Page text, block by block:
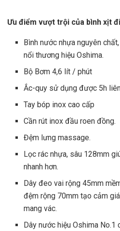
Ưu điểm vượt trội của bình xịt
Bình nước nhựa nguyên
nổi thương hiệu Oshima.
Bộ Bơm 4,6 lít / phút
Ắc-quy sử dụng được 5h
Tay bóp inox cao cấp
Cần rút inox đầu roen đồng.
Đệm lưng massage.
Lọc rác nhựa, sâu 128mm
nhanh hơn.
Dây đeo vai rộng 45mm
đệm rộng 70mm tạo cảm
mang vác.
Dây nước hiệu Oshima No.1